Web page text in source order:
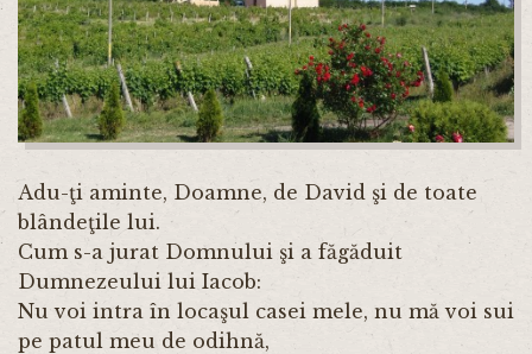
Adu-ţi aminte, Doamne, de David şi de toate
blândeţile lui.
Cum s-a jurat Domnului şi a făgăduit
Dumnezeului lui Iacob:
Nu voi intra în locaşul casei mele, nu mă voi sui
pe patul meu de odihnă,